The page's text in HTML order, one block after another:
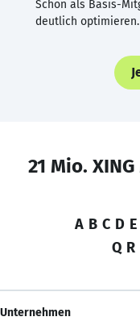
Schon als Basis-
deutlich optimieren.
21 Mio.
A B C D E
Q R
Unternehmen